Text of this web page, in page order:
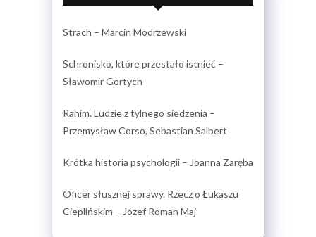
Strach – Marcin Modrzewski
Schronisko, które przestało istnieć –
Sławomir Gortych
Rahim. Ludzie z tylnego siedzenia –
Przemysław Corso, Sebastian Salbert
Krótka historia psychologii – Joanna Zaręba
Oficer słusznej sprawy. Rzecz o Łukaszu
Cieplińskim – Józef Roman Maj